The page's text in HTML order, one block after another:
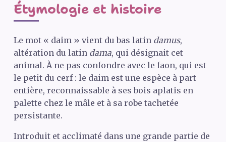
Étymologie et histoire
Le mot « daim » vient du bas latin damus,
altération du latin dama, qui désignait cet
animal. À ne pas confondre avec le faon, qui est
le petit du cerf : le daim est une espèce à part
entière, reconnaissable à ses bois aplatis en
palette chez le mâle et à sa robe tachetée
persistante.
Introduit et acclimaté dans une grande partie de